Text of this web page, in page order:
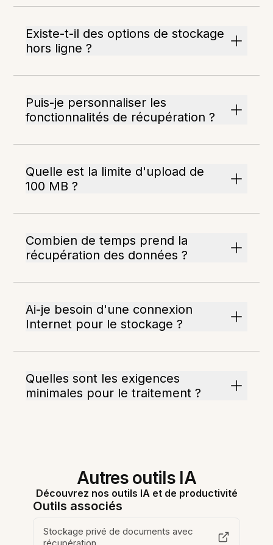
Existe-t-il des options de stockage
hors ligne ?
Puis-je personnaliser les
fonctionnalités de récupération ?
Quelle est la limite d'upload de
100 MB ?
Combien de temps prend la
récupération des données ?
Ai-je besoin d'une connexion
Internet pour le stockage ?
Quelles sont les exigences
minimales pour le traitement ?
Autres outils IA
Découvrez nos outils IA et de productivité
Outils associés
Stockage privé de documents avec